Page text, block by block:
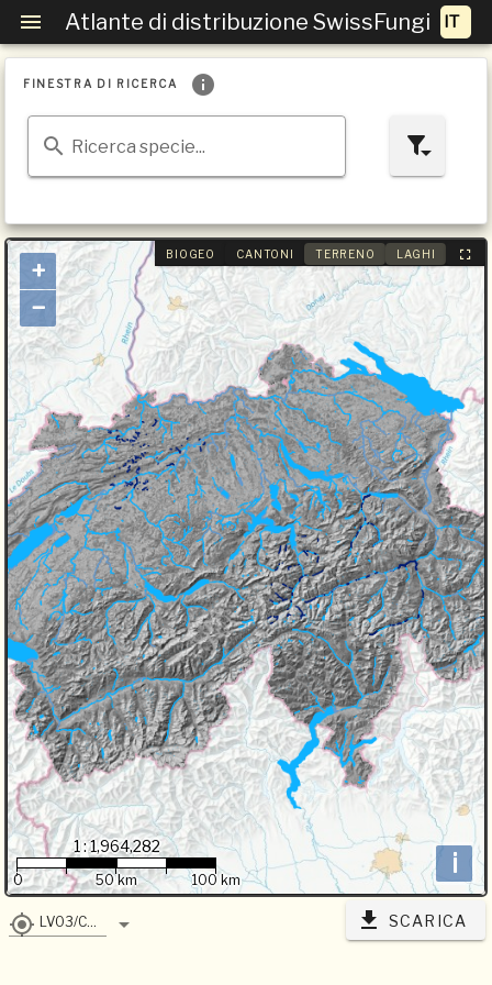
Atlante di distribuzione SwissFungi
FINESTRA DI RICERCA
Ricerca specie...
BIOGEO CANTONI TERRENO LAGHI
+
−
i
1 : 1,964,282
0 50 km 100 km
LV03/CH1903 SCARICA